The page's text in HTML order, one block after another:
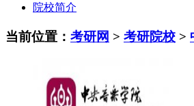
院校简介
当前位置： 考研网 > 考研院校 >